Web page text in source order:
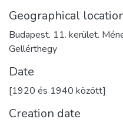
Geographical
Budapest. 11. kerület.
Gellérthegy
Date
[1920 és 1940 között]
Creation date